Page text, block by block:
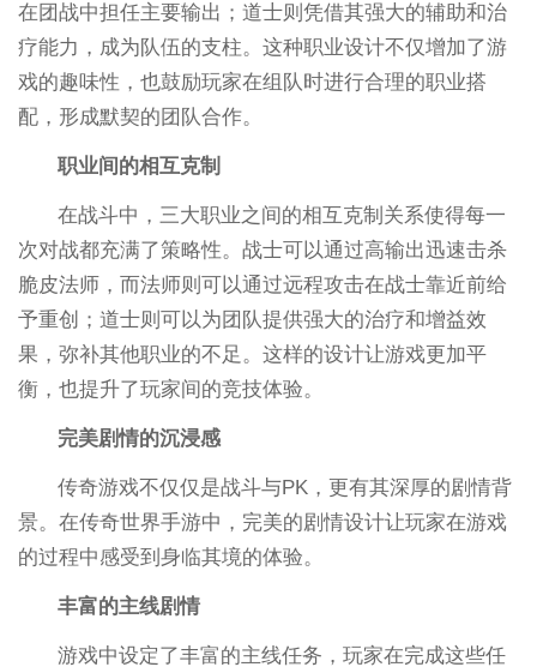
在团战中担任主要输出；道士则凭借其强大的辅助和治
疗能力，成为队伍的支柱。这种职业设计不仅增加了游
戏的趣味性，也鼓励玩家在组队时进行合理的职业搭
配，形成默契的团队合作。
职业间的相互克制
在战斗中，三大职业之间的相互克制关系使得每一
次对战都充满了策略性。战士可以通过高输出迅速击杀
脆皮法师，而法师则可以通过远程攻击在战士靠近前给
予重创；道士则可以为团队提供强大的治疗和增益效
果，弥补其他职业的不足。这样的设计让游戏更加平
衡，也提升了玩家间的竞技体验。
完美剧情的沉浸感
传奇游戏不仅仅是战斗与PK，更有其深厚的剧情背
景。在传奇世界手游中，完美的剧情设计让玩家在游戏
的过程中感受到身临其境的体验。
丰富的主线剧情
游戏中设定了丰富的主线任务，玩家在完成这些任